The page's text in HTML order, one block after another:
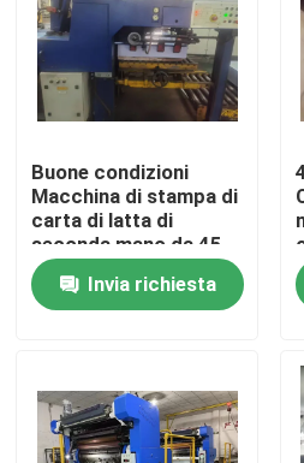
Giro della fabbrica
Controllo di qualità
Richieda una citazione
barattolo di latta automatico
Bomboletta spray che fa
Buone condizioni
Macchina di stampa di
carta di latta di
seconda mano da 45
pollici 2 colori
Crabtree Prodotto nel
2012
Invia richiesta